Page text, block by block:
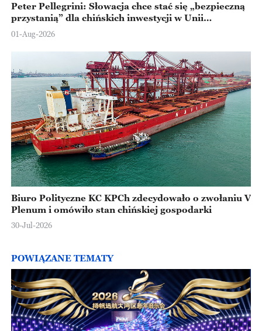
Peter Pellegrini: Słowacja chce stać się „bezpieczną
przystanią” dla chińskich inwestycji w Unii
Europejskiej
01-Aug-2026
Biuro Polityczne KC KPCh zdecydowało o zwołaniu V
Plenum i omówiło stan chińskiej gospodarki
30-Jul-2026
POWIĄZANE TEMATY